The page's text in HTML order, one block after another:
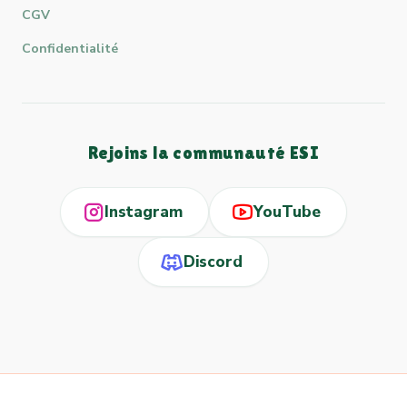
CGV
Confidentialité
Rejoins la communauté ESI
Instagram YouTube
Discord